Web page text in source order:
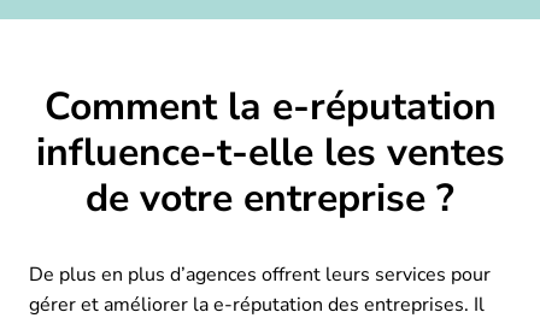
Comment la e-réputation
influence-t-elle les ventes
de votre entreprise ?
De plus en plus d’agences offrent leurs services pour
gérer et améliorer la e-réputation des entreprises. Il